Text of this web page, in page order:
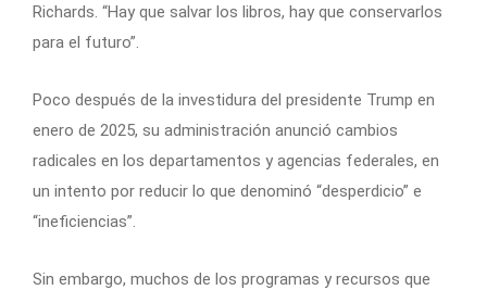
Richards. “Hay que salvar los libros, hay que conservarlos
para el futuro”.
Poco después de la investidura del presidente Trump en
enero de 2025, su administración anunció cambios
radicales en los departamentos y agencias federales, en
un intento por reducir lo que denominó “desperdicio” e
“ineficiencias”.
Sin embargo, muchos de los programas y recursos que